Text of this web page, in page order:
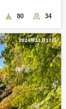
80 34
2024年11月17日